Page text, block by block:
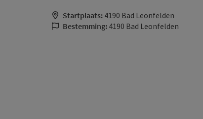
Startplaats: 4190 Bad Leonfelden
Bestemming: 4190 Bad Leonfelden